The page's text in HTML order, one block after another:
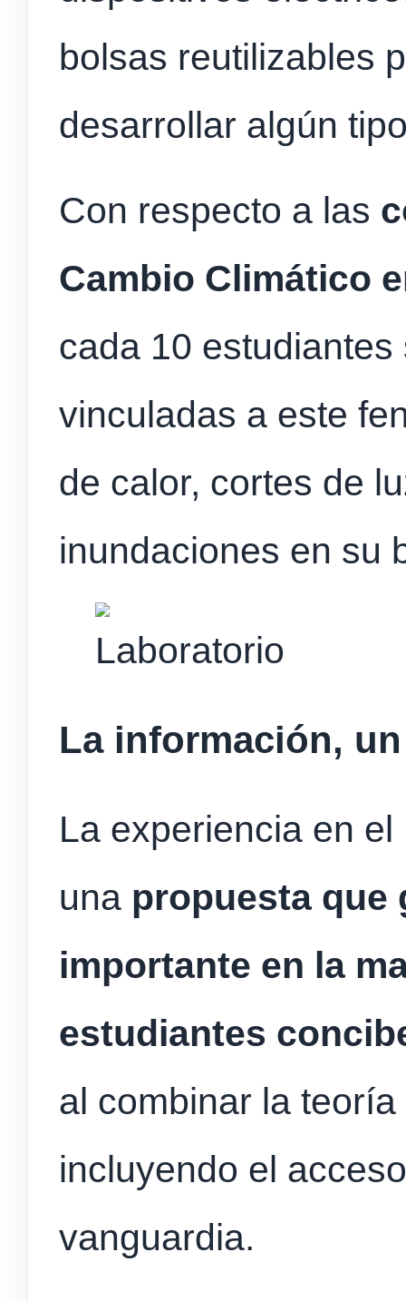
bolsas reutilizables
desarrollar algún
Con respecto a las
Cambio Climático
cada 10
vinculadas a este
de calor, cortes de
inundaciones en su
La información,
La experiencia en
una propuesta que
importante en la
estudiantes
al combinar la
incluyendo el
vanguardia.